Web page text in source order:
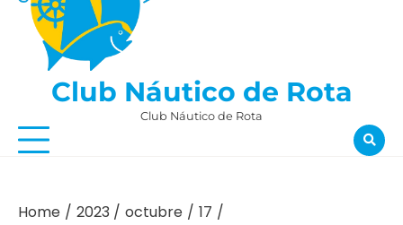
Club Náutico de Rota
Club Náutico de Rota
Home 2023 octubre
17